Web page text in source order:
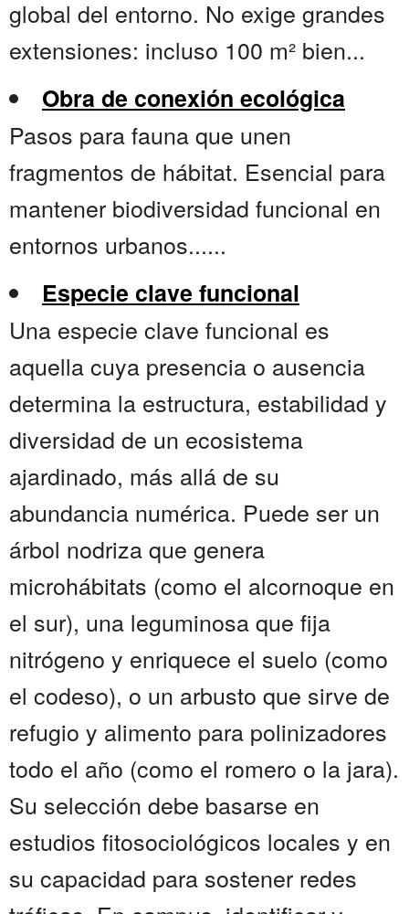
global del entorno. No exige grandes
extensiones: incluso 100 m² bien...
Obra de conexión ecológica
Pasos para fauna que unen
fragmentos de hábitat. Esencial para
mantener biodiversidad funcional en
entornos urbanos......
Especie clave funcional
Una especie clave funcional es
aquella cuya presencia o ausencia
determina la estructura, estabilidad y
diversidad de un ecosistema
ajardinado, más allá de su
abundancia numérica. Puede ser un
árbol nodriza que genera
microhábitats (como el alcornoque en
el sur), una leguminosa que fija
nitrógeno y enriquece el suelo (como
el codeso), o un arbusto que sirve de
refugio y alimento para polinizadores
todo el año (como el romero o la jara).
Su selección debe basarse en
estudios fitosociológicos locales y en
su capacidad para sostener redes